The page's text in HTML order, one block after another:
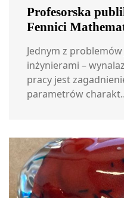
Profesorska
Fennici
Jednym z
inżynierami –
pracy jest
parametrów